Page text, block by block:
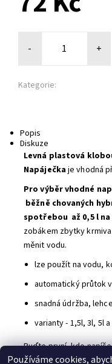
- +
Kategorie:
Popis
Diskuze
Levná plastová
Napáječkaje vhodná
Pro výběr vhodné
běžně chovaných
spotřebou až 0,5 l na
zobákem zbytky
měnit vodu.
lze použít na vodu,
automatický průtok
snadná údržba,
varianty - 1,5l, 3l, 5l a
Buďte první, kdo
Používáme cookies,